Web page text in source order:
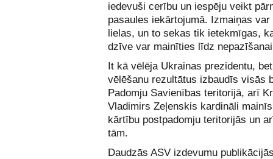
iedevuši cerību un iespēju veikt
pasaules iekārtojumā. Izmaiņas
lielas, un to sekas tik ietekmīgas,
dzīve var mainīties līdz
It kā vēlēja Ukrainas prezidentu,
vēlēšanu rezultātus izbaudīs visās
Padomju Savienības teritorijā, arī
Vladimirs Zeļenskis kardināli
kārtību postpadomju teritorijās un
tām.
Daudzās ASV izdevumu